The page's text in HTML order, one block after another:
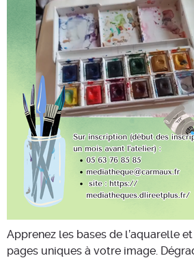
Apprenez les bases de l’aquarelle
pages uniques à votre image.